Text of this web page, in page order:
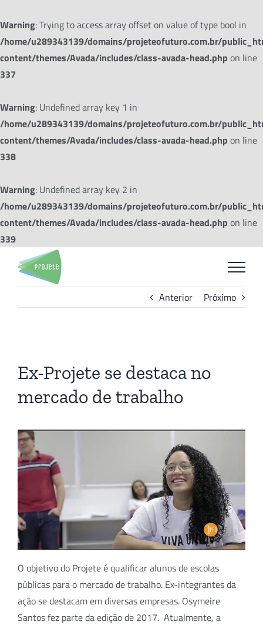
Warning: Trying to access array offset on value of type bool in
/home/u289343139/domains/projeteofuturo.com.br/
content/themes/Avada/includes/class-avada-head.php on line
337
Warning: Undefined array key 1 in
/home/u289343139/domains/projeteofuturo.com.br/
content/themes/Avada/includes/class-avada-head.php on line
338
Warning: Undefined array key 2 in
/home/u289343139/domains/projeteofuturo.com.br/
content/themes/Avada/includes/class-avada-head.php on line
339
conteúdo
Anterior Próximo
Larger
Image
Ex-Projete se destaca no
mercado de trabalho
O objetivo do Projete é qualificar alunos de escolas
públicas para o mercado de trabalho. Ex-integrantes da
ação se destacam em diversas empresas. Osymeire
Santos fez parte da edição de 2017. Atualmente, a